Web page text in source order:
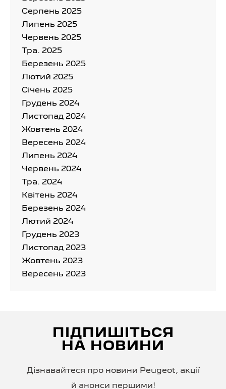
Серпень 2025
Липень 2025
Червень 2025
Тра. 2025
Березень 2025
Лютий 2025
Cічень 2025
Грудень 2024
Листопад 2024
Жовтень 2024
Вересень 2024
Липень 2024
Червень 2024
Тра. 2024
Квітень 2024
Березень 2024
Лютий 2024
Грудень 2023
Листопад 2023
Жовтень 2023
Вересень 2023
ПІДПИШІТЬСЯ
НА НОВИНИ
Дізнавайтеся про новини Peugeot, акції
й анонси першими!